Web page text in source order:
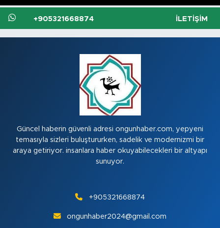
+905321668874 İLETIŞIM
Güncel haberin güvenli adresi ongunhaber.com, yepyeni
temasıyla sizleri buluştururken, sadelik ve modernizmi bir
araya getiriyor. insanlara haber okuyabilecekleri bir altyapı
sunuyor.
+905321668874
ongunhaber2024@gmail.com